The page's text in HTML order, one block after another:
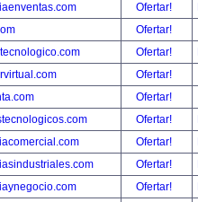
Ofertar!
Ofertar!
Ofertar!
Ofertar!
Ofertar!
Ofertar!
Ofertar!
Ofertar!
Ofertar!